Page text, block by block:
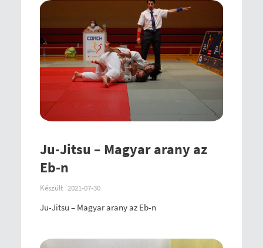
Ju-Jitsu – Magyar arany az
Eb-n
Készült 2021-07-30
Ju-Jitsu – Magyar arany az Eb-n